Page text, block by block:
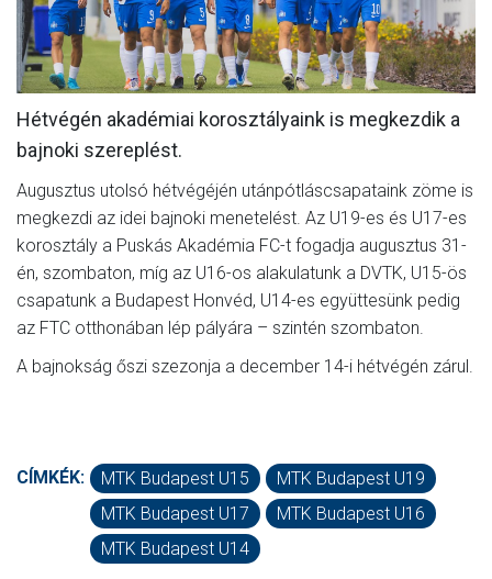
CSAPATOK
MÉRKŐZÉSEK
GALÉRIA
SZURKOLÓI ÉLMÉNYEK
VEZETŐSÉG
Hétvégén akadémiai korosztályaink is megkezdik a
bajnoki szereplést.
Augusztus utolsó hétvégéjén utánpótláscsapataink zöme is
megkezdi az idei bajnoki menetelést. Az U19-es és U17-es
korosztály a Puskás Akadémia FC-t fogadja augusztus 31-
én, szombaton, míg az U16-os alakulatunk a DVTK, U15-ös
csapatunk a Budapest Honvéd, U14-es együttesünk pedig
az FTC otthonában lép pályára – szintén szombaton.
A bajnokság őszi szezonja a december 14-i hétvégén zárul.
CÍMKÉK: MTK Budapest U15
MTK Budapest U19
MTK Budapest U17
MTK Budapest U16
MTK Budapest U14